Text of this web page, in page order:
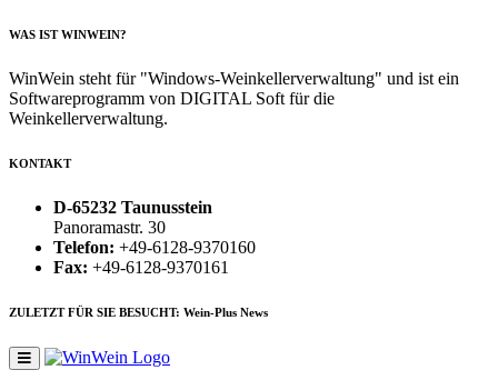
WAS IST WINWEIN?
WinWein steht für "Windows-Weinkellerverwaltung" und ist ein
Softwareprogramm von DIGITAL Soft für die
Weinkellerverwaltung.
KONTAKT
D-65232 Taunusstein
Panoramastr. 30
Telefon: +49-6128-9370160
Fax: +49-6128-9370161
ZULETZT FÜR SIE BESUCHT: Wein-Plus News